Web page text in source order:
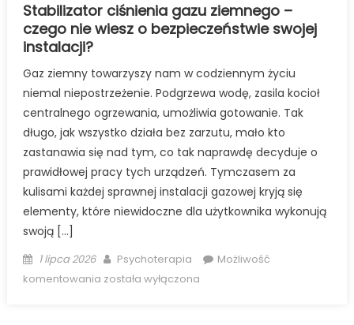
Stabilizator ciśnienia gazu ziemnego –
czego nie wiesz o bezpieczeństwie swojej
instalacji?
Gaz ziemny towarzyszy nam w codziennym życiu
niemal niepostrzeżenie. Podgrzewa wodę, zasila kocioł
centralnego ogrzewania, umożliwia gotowanie. Tak
długo, jak wszystko działa bez zarzutu, mało kto
zastanawia się nad tym, co tak naprawdę decyduje o
prawidłowej pracy tych urządzeń. Tymczasem za
kulisami każdej sprawnej instalacji gazowej kryją się
elementy, które niewidoczne dla użytkownika wykonują
swoją […]
Posted
on
1 lipca 2026 Author
Psychoterapia
Możliwość
komentowania Stabilizator
została wyłączona